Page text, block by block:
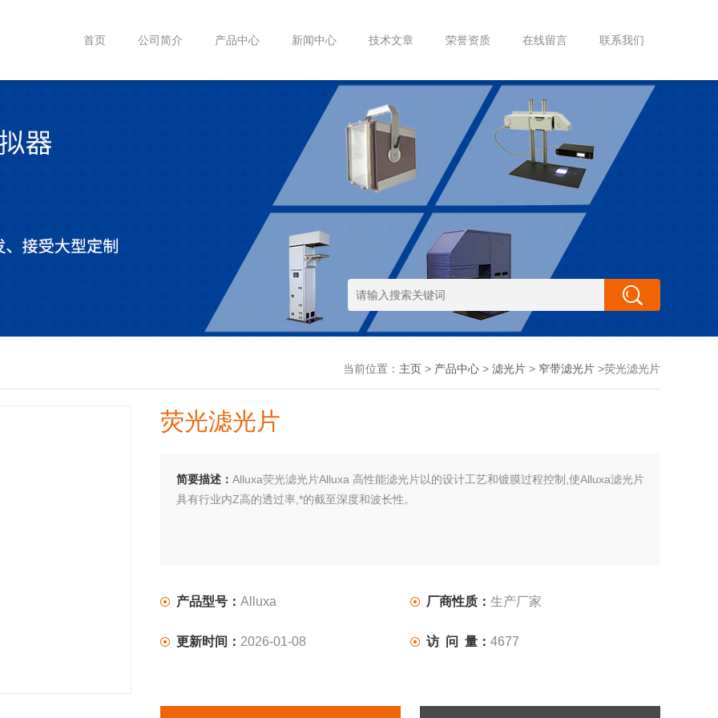
首页 公司简介 产品中心 新闻中心 技术文章 荣誉资质 在线留言 联系我们
当前位置： 主页 > 产品中心 > 滤光片 > 窄带滤光片 >荧光滤光片
荧光滤光片
简要描述： Alluxa荧光滤光片Alluxa 高性能滤光片以的设计工艺和镀膜过程控制,使Alluxa滤光片
具有行业内Z高的透过率,*的截至深度和波长性。
产品型号： Alluxa 厂商性质： 生产厂家
更新时间： 2026-01-08 访 问 量： 4677